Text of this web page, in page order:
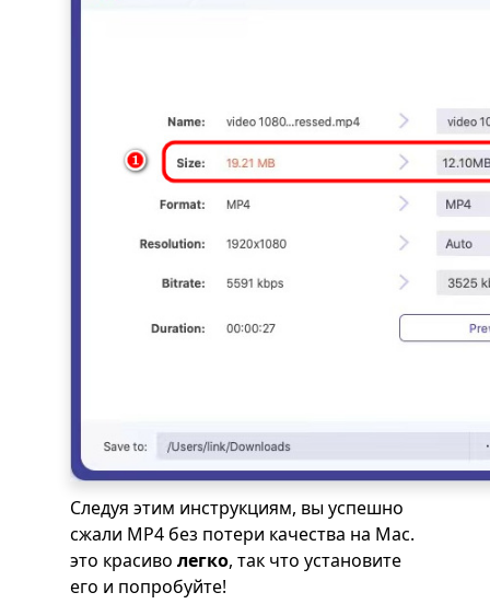
Следуя этим инструкциям, вы успешно
сжали MP4 без потери качества на Mac.
это красиво легко, так что установите
его и попробуйте!